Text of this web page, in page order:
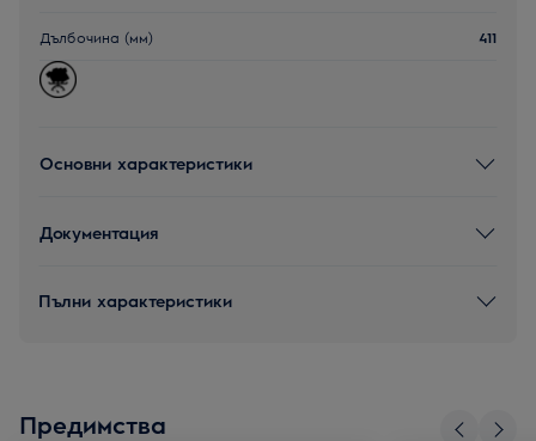
Дълбочина (мм) 411
Основни характеристики
Документация
Пълни характеристики
Предимства